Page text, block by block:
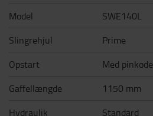
Model
SWE140L
Slingrehjul
Prime
Opstart
Med pinkode
Gaffellængde
1150 mm
Hydraulik
Standard